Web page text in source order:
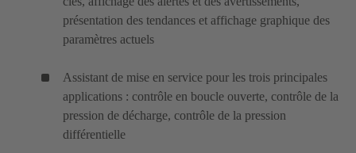
présentation des tendances et affichage graphique des
paramètres actuels
Assistant de mise en service pour les trois principales
applications : contrôle en boucle ouverte, contrôle de la
pression de décharge, contrôle de la pression
différentielle